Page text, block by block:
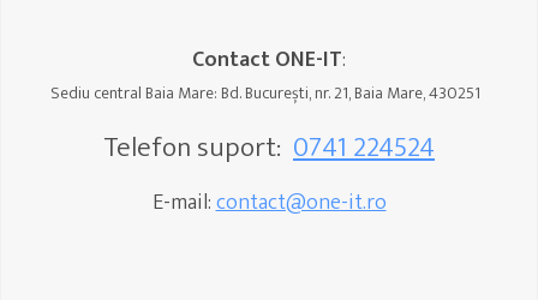
Contact ONE-IT:
Sediu central Baia Mare: Bd. București, nr. 21, Baia Mare, 430251
Telefon suport: 0741 224524
E-mail:contact@one-it.ro